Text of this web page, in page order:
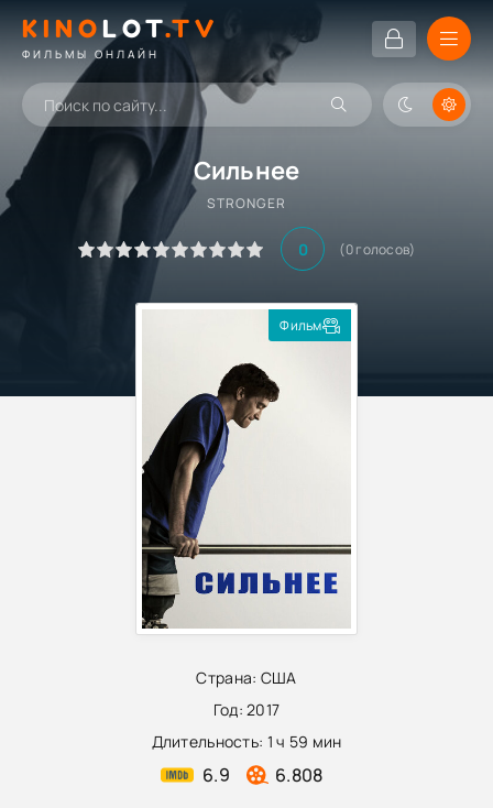
KINOLOT.TV
ФИЛЬМЫ ОНЛАЙН
Сильнее
STRONGER
0 (0голосов)
Страна: США
Год:2017
Длительность: 1 ч 59 мин
6.9 6.808
Фильм